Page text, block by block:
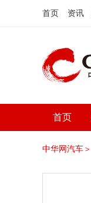
首页 资讯
首页
中华网汽车＞